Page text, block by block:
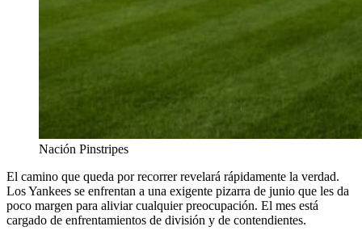
Nación Pinstripes
El camino que queda por recorrer revelará rápidamente la verdad.
Los Yankees se enfrentan a una exigente pizarra de junio que les da
poco margen para aliviar cualquier preocupación. El mes está
cargado de enfrentamientos de división y de contendientes.